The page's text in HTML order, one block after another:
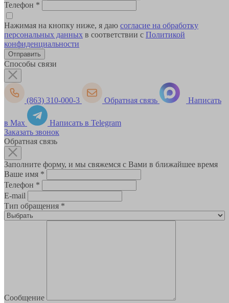
Телефон *
Нажимая на кнопку ниже, я даю согласие на обработку
персональных данных в соответствии с Политикой
конфиденциальности
Способы связи
(863) 310-000-3 Обратная связь Написать
в Max
Написать в Telegram
Заказать звонок
Обратная связь
Заполните форму, и мы свяжемся с Вами в ближайшее время
Ваше имя *
Телефон *
E-mail
Тип обращения *
Сообщение